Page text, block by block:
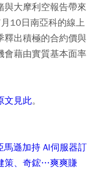
與大摩利空報告帶來
10日南亞科的線上
釋出積極的合約價與
會藉由實質基本面率
文見此。
馬遜加持 AI伺服器訂
策、奇鋐…爽爽賺